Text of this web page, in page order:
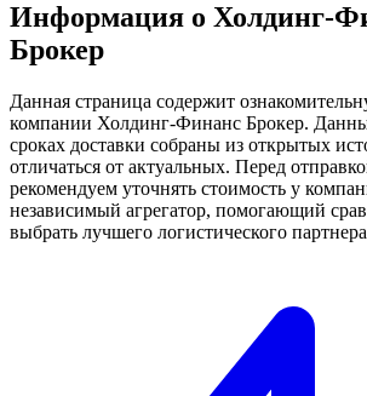
Информация о Холдинг-
Брокер
Данная страница содержит
компании Холдинг-Финанс Брокер.
сроках доставки собраны из открытых
отличаться от актуальных. Перед
рекомендуем уточнять стоимость у
независимый агрегатор, помогающий
выбрать лучшего логистического